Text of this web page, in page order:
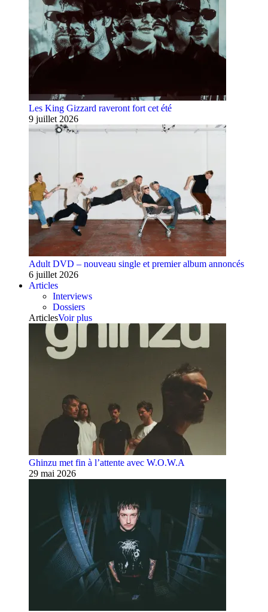
Les King Gizzard raveront fort cet été
9 juillet 2026
Adult DVD – nouveau single et premier album annoncés
6 juillet 2026
Articles
Interviews
Dossiers
ArticlesVoir plus
Ghinzu met fin à l’attente avec W.O.W.A
29 mai 2026